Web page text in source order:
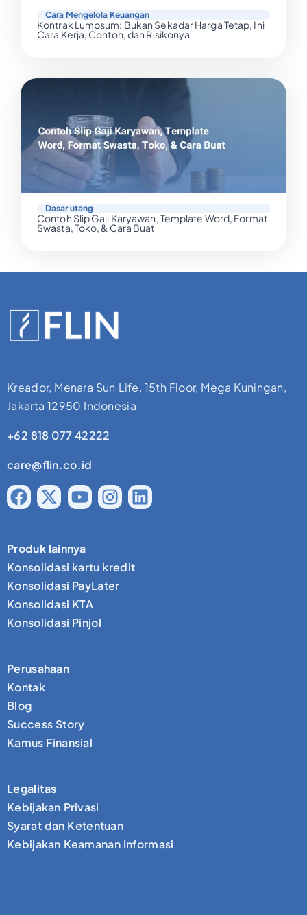
Cara Mengelola Keuangan
Kontrak Lumpsum: Bukan Sekadar Harga Tetap, Ini
Cara Kerja, Contoh, dan Risikonya
Dasar utang
Contoh Slip Gaji Karyawan, Template Word, Format
Swasta, Toko, & Cara Buat
Kreador, Menara Sun Life, 15th Floor, Mega Kuningan,
Jakarta 12950 Indonesia
+62 818 077 42222
care@flin.co.id
Produk lainnya
Konsolidasi kartu kredit
Konsolidasi PayLater
Konsolidasi KTA
Konsolidasi Pinjol
Perusahaan
Kontak
Blog
Success Story
Kamus Finansial
Legalitas
Kebijakan Privasi
Syarat dan Ketentuan
Kebijakan Keamanan Informasi